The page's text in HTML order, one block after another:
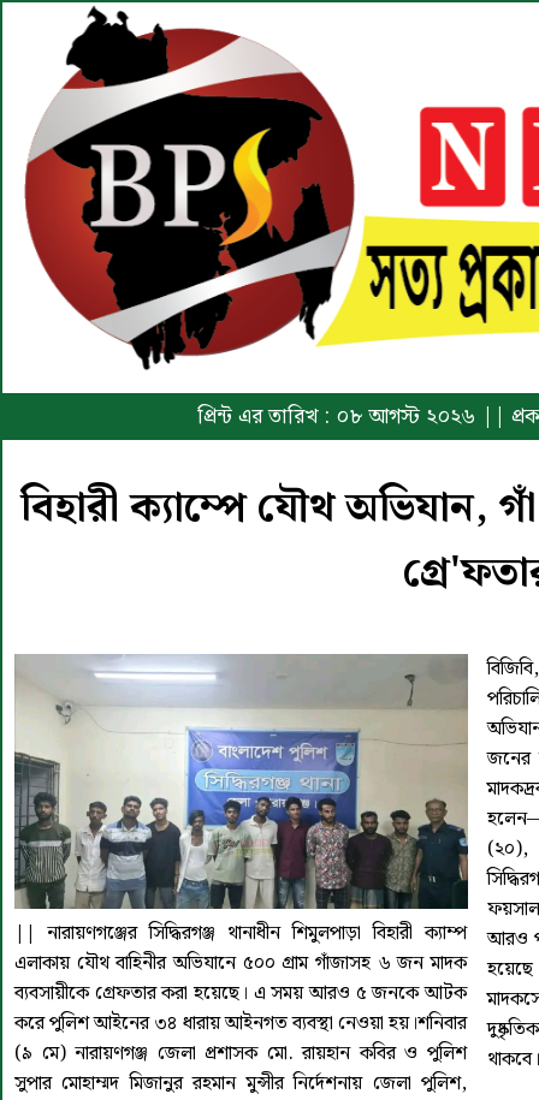
প্রিন্ট এর তারিখ : ০৮ আগস্ট ২০২৬ ||
বিহারী ক্যাম্পে যৌথ অভিযান,
|| নারায়ণগঞ্জের সিদ্ধিরগঞ্জ থানাধীন শিমুলপাড়া বিহারী ক্যাম্প
এলাকায় যৌথ বাহিনীর অভিযানে ৫০০ গ্রাম গাঁজাসহ ৬ জন মাদক
ব্যবসায়ীকে গ্রেফতার করা হয়েছে। এ সময় আরও ৫ জনকে আটক
করে পুলিশ আইনের ৩৪ ধারায় আইনগত ব্যবস্থা নেওয়া হয়।শনিবার
(৯ মে) নারায়ণগঞ্জ জেলা প্রশাসক মো. রায়হান কবির ও পুলিশ
সুপার মোহাম্মদ মিজানুর রহমান মুন্সীর নির্দেশনায় জেলা পুলিশ,
জনের
(২০),
আরও
থাকবে।